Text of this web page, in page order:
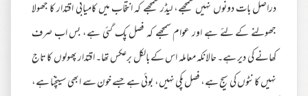
دراصل بات دونوں نہیں سمجھے، لیڈر سمجھے کہ انتخاب میں کامیابی اقتدار کا جھولا
جھولنے کے لئے ہے اور عوام سمجھے کہ فصل پک گئی ہے، بس اب صرف
کھانے کی دیر ہے۔ حالانکہ معاملہ اس کے بالکل برعکس تھا۔ اقتدار پھولوں کا تاج
نہیں کانٹوں کی سیج ہے، فصل پکی نہیں، بوئی ہے جسے خون سے ابھی سینچنا ہے،